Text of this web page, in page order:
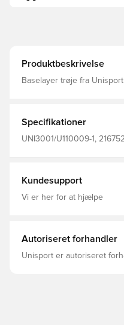
Produktbeskrivelse
Baselayer trøje fra
design for maksimal komfort Fremstillet i 92% polyester
og 8% elastan.
Specifikationer
UNI3001/U110009-1,
Kundesupport
Vi er her for at hjælpe
Autoriseret forhandler
Unisport er autoriseret